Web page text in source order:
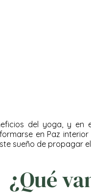
del yoga, y
en Paz
sueño de propagar
¿Qué